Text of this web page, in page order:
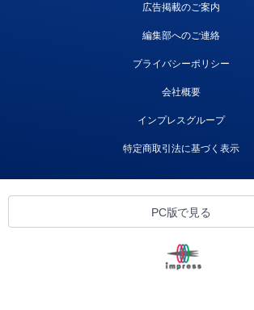
広告掲載のご案内
編集部へのご連絡
プライバシーポリシー
会社概要
インプレスグループ
特定商取引法に基づく表示
PC版で見る